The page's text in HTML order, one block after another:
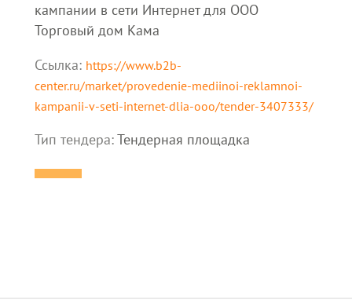
кампании в сети Интернет для ООО
Торговый дом Кама
Ссылка: https://www.b2b-
center.ru/market/provedenie-mediinoi-reklamnoi-
kampanii-v-seti-internet-dlia-ooo/tender-3407333/
Тип тендера:Тендерная площадка